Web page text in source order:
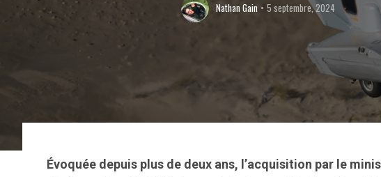
Nathan Gain 5 septembre, 2024
Évoquée depuis plus de deux ans, l’acquisition par le